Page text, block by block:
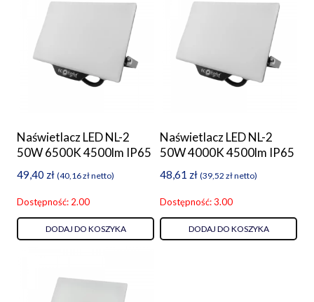
Naświetlacz LED NL-2
50W 6500K 4500lm IP65
49,40 zł (40,16złnetto)
Dostępność: 2.00
DODAJ DO KOSZYKA
Naświetlacz LED NL-2
50W 4000K 4500lm IP65
48,61 zł (39,52 złnetto)
Dostępność: 3.00
DODAJ DO KOSZYKA